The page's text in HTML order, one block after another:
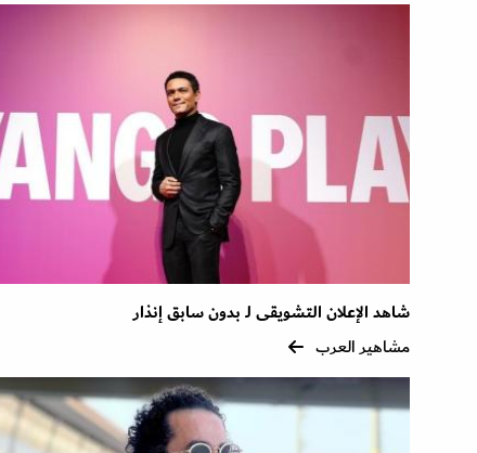
شاهد الإعلان التشويقى لـ بدون سابق إنذار
مشاهير العرب